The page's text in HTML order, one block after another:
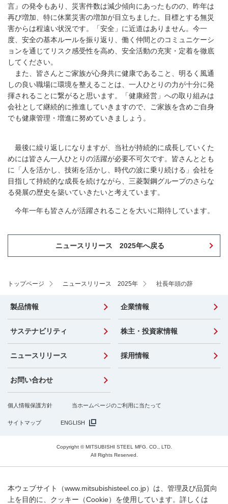
言』の発令もあり、災害件数は減少傾向にあったものの、昨年は
再び増加、特に休業災害の増加が目立ちました。目標とする無災
害からは程遠い状況です。「安全」に近道はありません。今一
度、安全の基本ルールを振り返り、働く仲間とのコミュニケーシ
ョンを通じてリスク感受性を高め、安全活動の充実・定着を徹底
してください。
また、皆さんとご家族が心身共に健康であること、明るく風通
しの良い職場に環境を整えることは、一人ひとりの力が十分に発
揮されることに繋がると思います。「健康経営」への取り組みは
会社として継続的に推進していきますので、ご家族を含めご自身
でも健康管理・増進に努めていきましょう。
最後に繰り返しになりますが、当社が持続的に成長していくた
めには皆さん一人ひとりの活躍が必要不可欠です。皆さんととも
に「人を活かし、技術を活かし、時代の波に乗り続ける」会社を
目指して持続的な成長を続けながら、三菱製鋼グループのさらな
る発展の歴史を築いていきたいと考えています。
今年一年も皆さんが活躍されることを大いに期待しています。
ニュースリリース 2025年へ戻る
トップページ ニュースリリース 2025年 社長年頭の辞
製品情報 企業情報
サステナビリティ 株主・投資家情報
ニュースリリース 採用情報
お問い合わせ
個人情報保護方針 当ホームページのご利用に当たって
サイトマップ ENGLISH
Copyright © MITSUBISHI STEEL MFG. CO., LTD.
All Rights Reserved.
本ウェブサイト（www.mitsubishisteel.co.jp）は、管理及び品質向
上を目的に、クッキー（Cookie）を使用しています。詳しくは